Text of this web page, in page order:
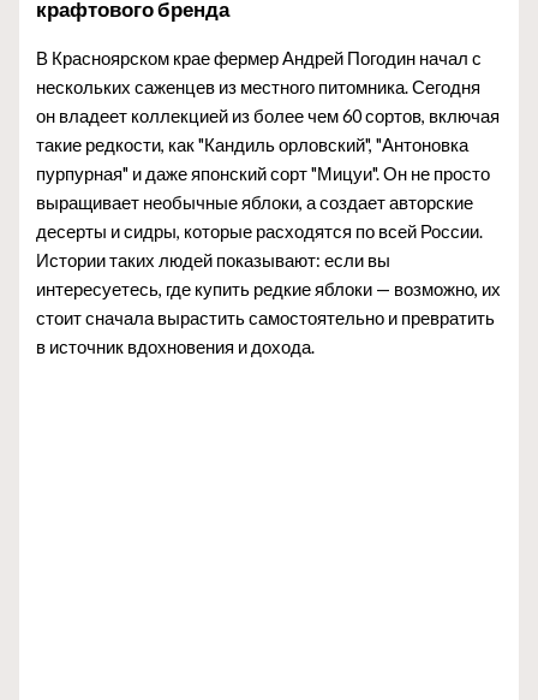
крафтового бренда
В Красноярском крае фермер Андрей Погодин начал с
нескольких саженцев из местного питомника. Сегодня
он владеет коллекцией из более чем 60 сортов, включая
такие редкости, как "Кандиль орловский", "Антоновка
пурпурная" и даже японский сорт "Мицуи". Он не просто
выращивает необычные яблоки, а создает авторские
десерты и сидры, которые расходятся по всей России.
Истории таких людей показывают: если вы
интересуетесь, где купить редкие яблоки — возможно, их
стоит сначала вырастить самостоятельно и превратить
в источник вдохновения и дохода.